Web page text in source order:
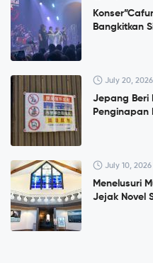
Bangkitkan
July 20, 2026
Jepang Beri
Penginapan
July 10, 2026
Menelusuri
Jejak Novel